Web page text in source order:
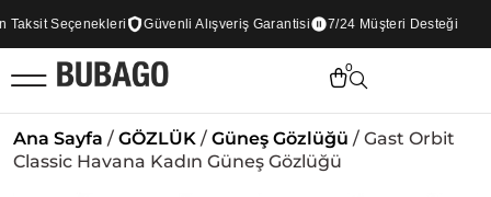
Seçenekleri Güvenli Alışveriş Garantisi 7/24 Müşteri Desteği
0
Ana Sayfa / GÖZLÜK / Güneş Gözlüğü / Gast Orbit
Classic Havana Kadın Güneş Gözlüğü